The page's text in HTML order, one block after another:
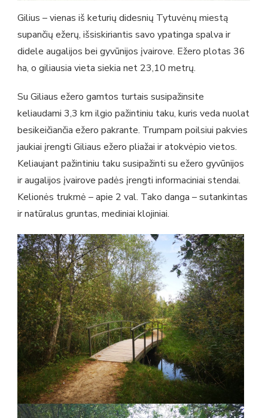
Gilius – vienas iš keturių didesnių Tytuvėnų miestą
supančių ežerų, išsiskiriantis savo ypatinga spalva ir
didele augalijos bei gyvūnijos įvairove. Ežero plotas 36
ha, o giliausia vieta siekia net 23,10 metrų.
Su Giliaus ežero gamtos turtais susipažinsite
keliaudami 3,3 km ilgio pažintiniu taku, kuris veda nuolat
besikeičiančia ežero pakrante. Trumpam poilsiui pakvies
jaukiai įrengti Giliaus ežero pliažai ir atokvėpio vietos.
Keliaujant pažintiniu taku susipažinti su ežero gyvūnijos
ir augalijos įvairove padės įrengti informaciniai stendai.
Kelionės trukmė – apie 2 val. Tako danga – sutankintas
ir natūralus gruntas, mediniai klojiniai.